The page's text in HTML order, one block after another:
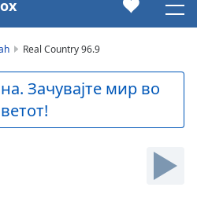
Real Country 96.9
Зачувајте мир во